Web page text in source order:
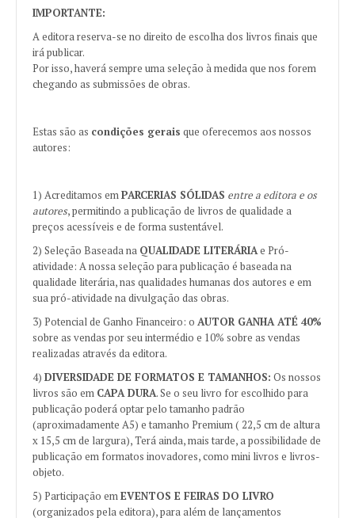
IMPORTANTE:
A editora reserva-se no direito de escolha dos livros finais que
irá publicar.
Por isso, haverá sempre uma seleção à medida que nos forem
chegando as submissões de obras.
Estas são as condições gerais que oferecemos aos nossos
autores:
1) Acreditamos emPARCERIAS SÓLIDAS entre a editora e os
autores, permitindo a publicação de livros de qualidade a
preços acessíveis e de forma sustentável.
2) Seleção Baseada na QUALIDADE LITERÁRIAe Pró-
atividade: A nossa seleção para publicação é baseada na
qualidade literária, nas qualidades humanas dos autores e em
sua pró-atividade na divulgação das obras.
3) Potencial de Ganho Financeiro: o AUTOR GANHA ATÉ 40%
sobre as vendas por seu intermédio e 10% sobre as vendas
realizadas através da editora.
4) DIVERSIDADE DE FORMATOS E TAMANHOS: Os nossos
livros são em CAPA DURA. Se o seu livro for escolhido para
publicação poderá optar pelo tamanho padrão
(aproximadamente A5) e tamanho Premium ( 22,5 cm de altura
x 15,5 cm de largura), Terá ainda, mais tarde, a possibilidade de
publicação em formatos inovadores, como mini livros e livros-
objeto.
5) Participação emEVENTOS E FEIRAS DO LIVRO
(organizados pela editora), para além de lançamentos